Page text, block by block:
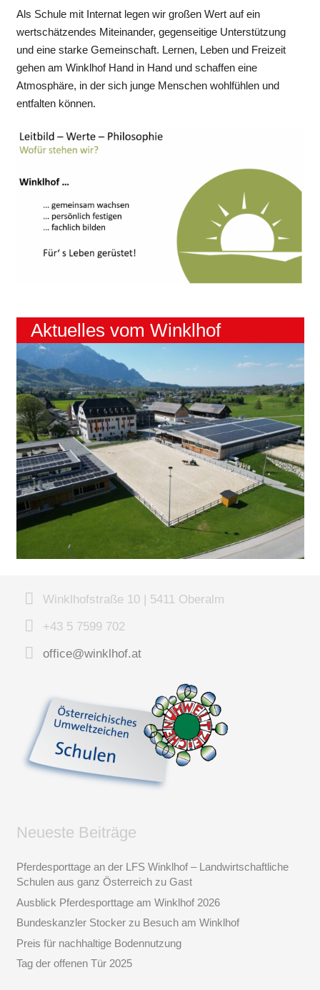
Als Schule mit Internat legen wir großen Wert auf ein
wertschätzendes Miteinander, gegenseitige Unterstützung
und eine starke Gemeinschaft. Lernen, Leben und Freizeit
gehen am Winklhof Hand in Hand und schaffen eine
Atmosphäre, in der sich junge Menschen wohlfühlen und
entfalten können.
Aktuelles vom Winklhof
Winklhofstraße 10 | 5411 Oberalm
+43 5 7599 702
office@winklhof.at
Neueste Beiträge
Pferdesporttage an der LFS Winklhof – Landwirtschaftliche
Schulen aus ganz Österreich zu Gast
Ausblick Pferdesporttage am Winklhof 2026
Bundeskanzler Stocker zu Besuch am Winklhof
Preis für nachhaltige Bodennutzung
Tag der offenen Tür 2025